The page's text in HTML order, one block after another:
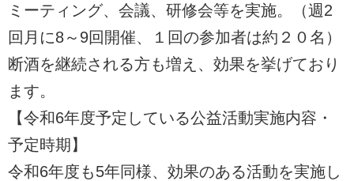
ミーティング、会議、研修会等を実施。（週2
回月に8～9回開催、１回の参加者は約２０名）
断酒を継続される方も増え、効果を挙げており
ます。
【令和6年度予定している公益活動実施内容・
予定時期】
令和6年度も5年同様、効果のある活動を実施し